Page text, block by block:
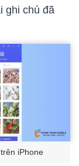
ghi chú đã
iPhone